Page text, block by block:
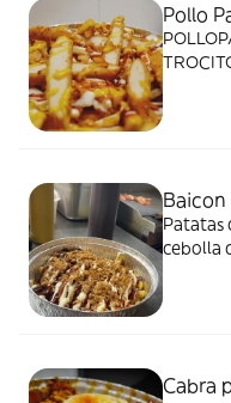
Pollo
Baicon
Patatas
cebolla
Cabra